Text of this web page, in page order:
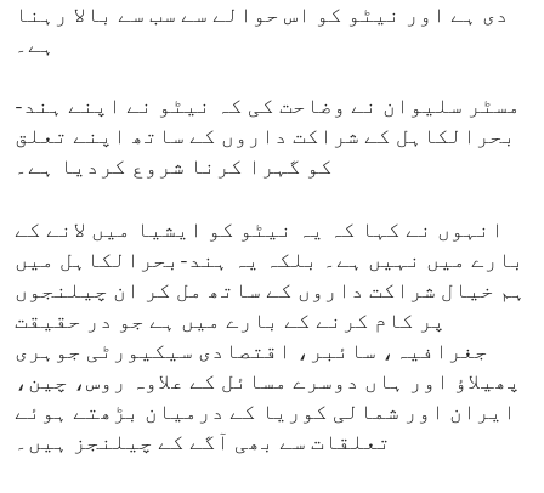
دی ہے اور نیٹو کو اس حوالے سے سب سے بالا رہنا
ہے۔
مسٹر سلیوان نے وضاحت کی کہ نیٹو نے اپنے ہند-
بحرالکاہل کے شراکت داروں کے ساتھ اپنے تعلق
کو گہرا کرنا شروع کردیا ہے۔
انہوں نے کہا کہ یہ نیٹو کو ایشیا میں لانے کے
بارے میں نہیں ہے۔ بلکہ یہ ہند-بحرالکاہل میں
ہم خیال شراکت داروں کے ساتھ مل کر ان چیلنجوں
پر کام کرنے کے بارے میں ہے جو در حقیقت
جغرافیہ، سائبر، اقتصادی سیکیورٹی جوہری
پھیلاؤ اور ہاں دوسرے مسائل کے علاوہ روس، چین،
ایران اور شمالی کوریا کے درمیان بڑھتے ہوئے
تعلقات سے بھی آگے کے چیلنجز ہیں۔